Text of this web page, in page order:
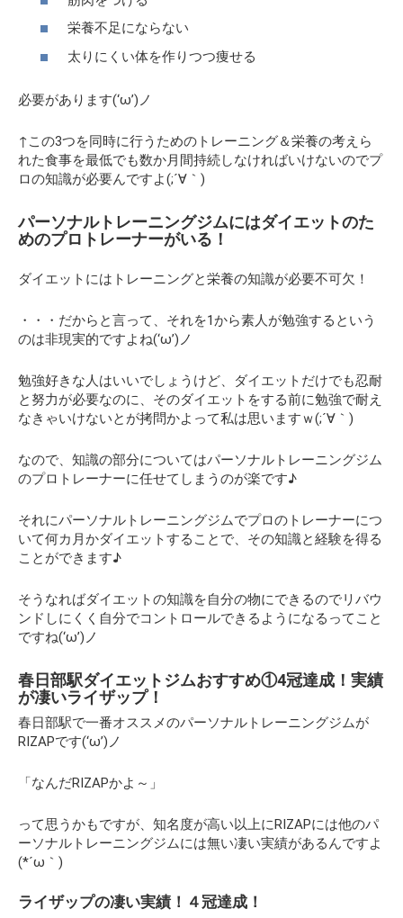
栄養不足にならない
太りにくい体を作りつつ痩せる
必要があります(‘ω’)ノ
↑この3つを同時に行うためのトレーニング＆栄養の考えら
れた食事を最低でも数か月間持続しなければいけないのでプ
ロの知識が必要んですよ(;´∀｀)
パーソナルトレーニングジムにはダイエットのた
めのプロトレーナーがいる！
ダイエットにはトレーニングと栄養の知識が必要不可欠！
・・・だからと言って、それを1から素人が勉強するという
のは非現実的ですよね(‘ω’)ノ
勉強好きな人はいいでしょうけど、ダイエットだけでも忍耐
と努力が必要なのに、そのダイエットをする前に勉強で耐え
なきゃいけないとが拷問かよって私は思いますｗ(;´∀｀)
なので、知識の部分についてはパーソナルトレーニングジム
のプロトレーナーに任せてしまうのが楽です♪
それにパーソナルトレーニングジムでプロのトレーナーにつ
いて何カ月かダイエットすることで、その知識と経験を得る
ことができます♪
そうなればダイエットの知識を自分の物にできるのでリバウ
ンドしにくく自分でコントロールできるようになるってこと
ですね(‘ω’)ノ
春日部駅ダイエットジムおすすめ①4冠達成！実績
が凄いライザップ！
春日部駅で一番オススメのパーソナルトレーニングジムが
RIZAPです(‘ω’)ノ
「なんだRIZAPかよ～」
って思うかもですが、知名度が高い以上にRIZAPには他のパ
ーソナルトレーニングジムには無い凄い実績があるんですよ
(*´ω｀)
ライザップの凄い実績！４冠達成！